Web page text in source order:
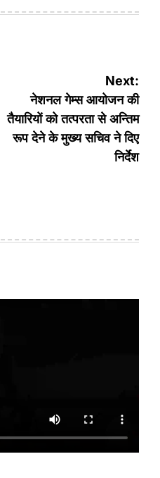
Next:
नेशनल गेम्स आयोजन की
तैयारियों को तत्परता से अन्तिम
रूप देने के मुख्य सचिव ने दिए
निर्देश